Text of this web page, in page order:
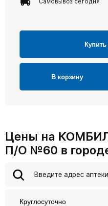
В корзину
Цены на
П/О №60 в
Круглосуточно